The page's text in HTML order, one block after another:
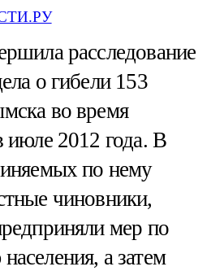
расследование
о гибели 153
во время
июле 2012 года. В
по нему
чиновники,
мер по
а затем